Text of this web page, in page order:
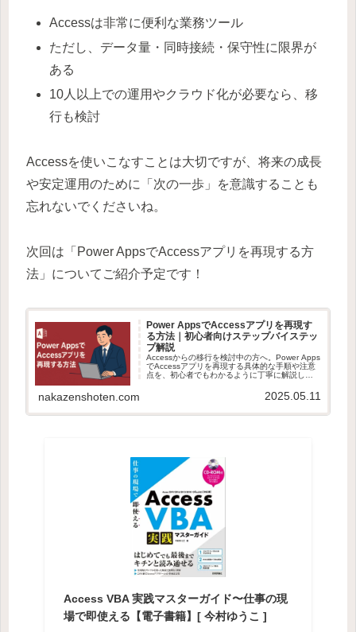
Accessは非常に便利な業務ツール
ただし、データ量・同時接続・保守性に限界が
ある
10人以上での運用やクラウド化が必要なら、移
行も検討
Accessを使いこなすことは大切ですが、将来の成長
や安定運用のために「次の一歩」を意識することも
忘れないでくださいね。
次回は「Power AppsでAccessアプリを再現する方
法」についてご紹介予定です！
Power AppsでAccessアプリを再現す
る方法｜初心者向けステップバイステッ
プ解説
Accessからの移行を検討中の方へ。Power Apps
でAccessアプリを再現する具体的な手順や注意
点を、初心者でもわかるように丁寧に解説しま
nakazenshoten.com 2025.05.11
Access VBA 実践マスターガイド〜仕事の現
場で即使える【電子書籍】[ 今村ゆうこ ]